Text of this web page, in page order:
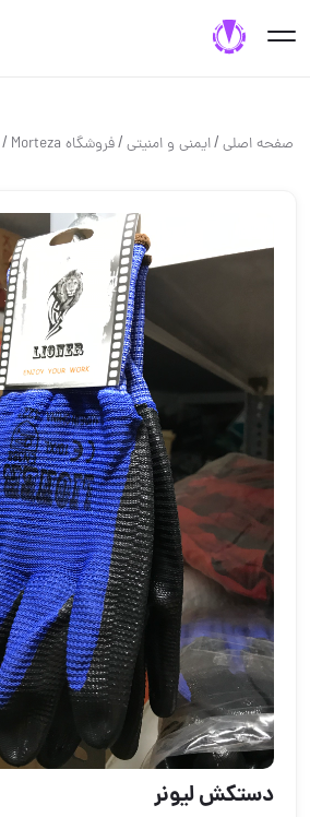
صفحه اصلی/ایمنی و امنیتی/فروشگاه Morteza /
دستکش لیونر